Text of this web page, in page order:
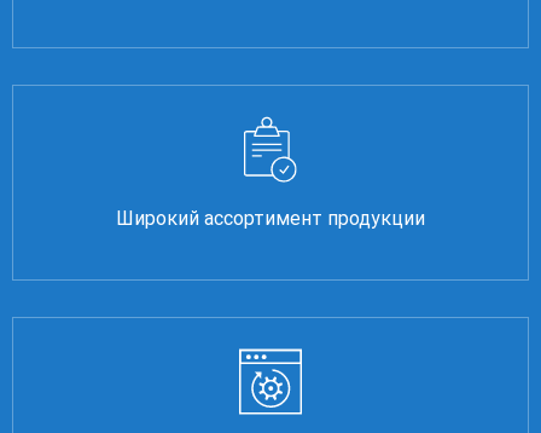
Широкий ассортимент продукции